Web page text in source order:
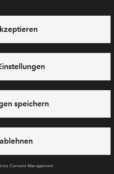
.
Sie eine Nachricht über das
Cookies
Impressum